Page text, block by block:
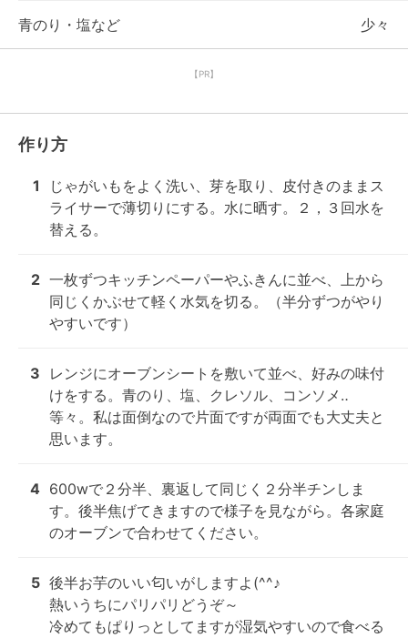
青のり・塩など 少々
【PR】
作り方
1
じゃがいもをよく洗い、芽を取り、皮付きのままス
ライサーで薄切りにする。水に晒す。２，３回水を
替える。
2 一枚ずつキッチンペーパーやふきんに並べ、上から
同じくかぶせて軽く水気を切る。（半分ずつがやり
やすいです）
3
レンジにオーブンシートを敷いて並べ、好みの味付
けをする。青のり、塩、クレソル、コンソメ‥
等々。私は面倒なので片面ですが両面でも大丈夫と
思います。
4 600wで２分半、裏返して同じく２分半チンしま
す。後半焦げてきますので様子を見ながら。各家庭
のオーブンで合わせてください。
5 後半お芋のいい匂いがしますよ(^^♪
熱いうちにパリパリどうぞ～
冷めてもぱりっとしてますが湿気やすいので食べる